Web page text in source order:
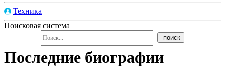
Техника
Поисковая система
Последние биографии